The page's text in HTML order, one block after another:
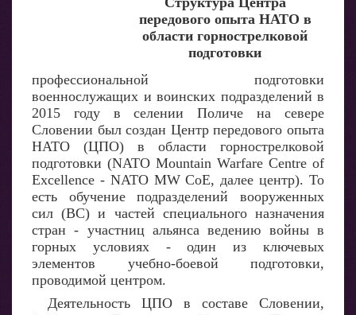
передового опыта НАТО в
области горнострелковой
подготовки
профессиональной подготовки
военнослужащих и воинских подразделений в
2015 году в селении Поличе на севере
Словении был создан Центр передового опыта
НАТО (ЦПО) в области горнострелковой
подготовки (NATO Mountain Warfare Centre of
Excellence - NATO MW CoE, далее центр). То
есть обучение подразделений вооруженных
сил (ВС) и частей специального назначения
стран - участниц альянса ведению войны в
горных условиях - один из ключевых
элементов учебно-боевой подготовки,
проводимой центром.
Деятельность ЦПО в составе Словении,